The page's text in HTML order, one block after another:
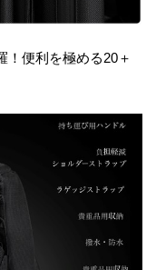
！便利を極める20＋